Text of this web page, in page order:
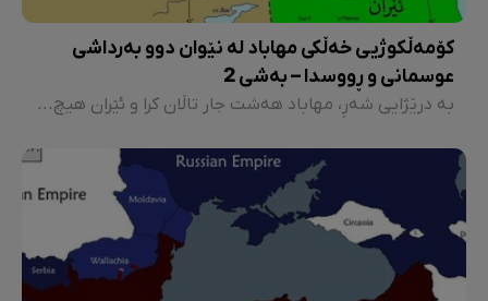
کۆمەڵکوژیی خەڵکی مهاباد لە نێوان دوو بەرداشی
عوسمانی و ڕووسدا – بەشی 2
بە درێژایی شەڕ، مهاباد هەشت جار تاڵان کرا و ئێران هیچ بەرگرییەکی لێ نەکرد و مهاباد بوو بە گەورەترین قوربانیی شەڕی یەکەمی جیهانی. کە بەداخەوە یەستاش ئەو قوربانی بوونەی، وەکی باس کرا لە لایەن مێژووە فەرمییەکانی جیهانەوە نەناسراوە بەڵکوو لە مێژ نییە لە بەڵگەنامەکانی کۆنسول و مسیۆنێرە بیانییەکانەوە هێندێک ڕاستی دزەیان کردووەتە دەرێ.